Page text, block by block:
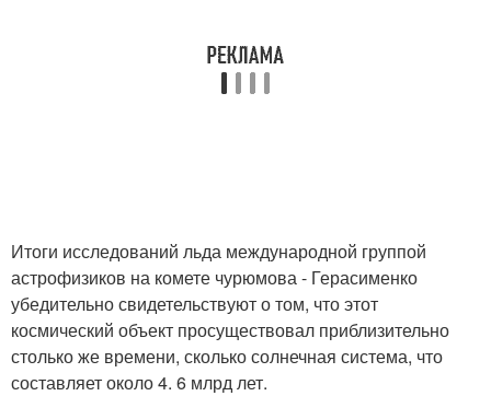
Итоги исследований льда международной группой
астрофизиков на комете чурюмова - Герасименко
убедительно свидетельствуют о том, что этот
космический объект просуществовал приблизительно
столько же времени, сколько солнечная система, что
составляет около 4. 6 млрд лет.